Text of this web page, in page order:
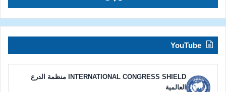
YouTube
INTERNATIONAL CONGRESS SHIELD منظمة الدرع
العالمية